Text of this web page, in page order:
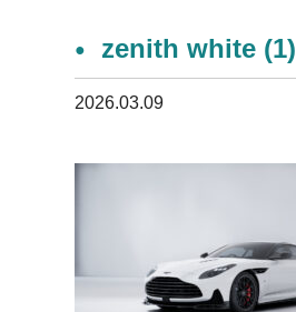
zenith white (1)
2026.03.09